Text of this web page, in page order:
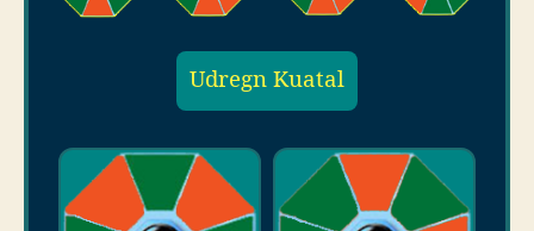
Udregn Kuatal